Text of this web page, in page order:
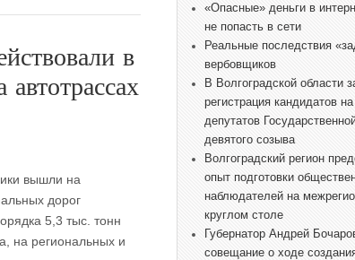
в
вышли на
дорог
5,3 тыс. тонн
на региональных и
«Опасные» деньги в
не попасть в сети
Реальные последствия
вербовщиков
В Волгоградской области
регистрация кандидатов
депутатов
девятого созыва
Волгоградский регион
опыт подготовки
наблюдателей на
круглом столе
Губернатор Андрей
совещание о ходе